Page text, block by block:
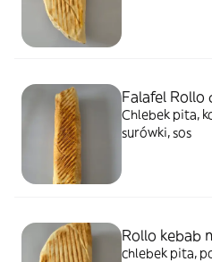
Falafel Rollo
Chlebek pita,
surówki, sos
Rollo kebab
chlebek pita,